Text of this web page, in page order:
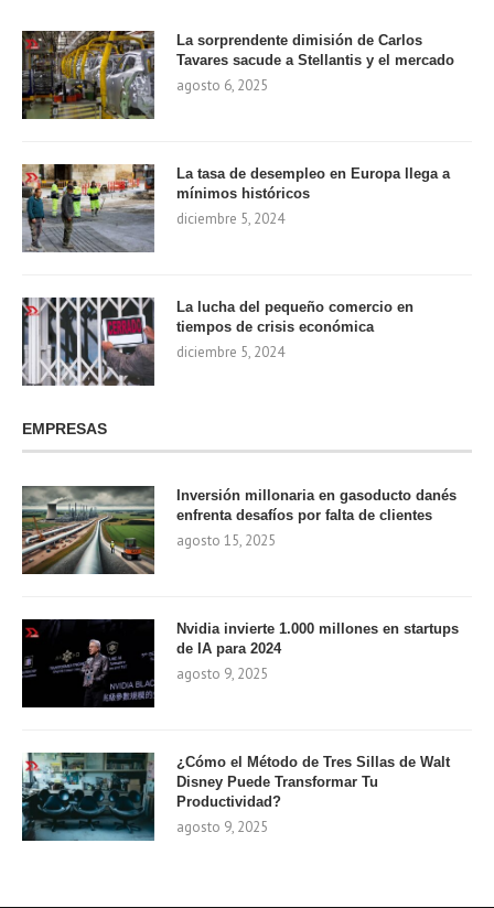
La sorprendente dimisión de Carlos
Tavares sacude a Stellantis y el mercado
agosto 6, 2025
La tasa de desempleo en Europa llega a
mínimos históricos
diciembre 5, 2024
La lucha del pequeño comercio en
tiempos de crisis económica
diciembre 5, 2024
EMPRESAS
Inversión millonaria en gasoducto danés
enfrenta desafíos por falta de clientes
agosto 15, 2025
Nvidia invierte 1.000 millones en startups
de IA para 2024
agosto 9, 2025
¿Cómo el Método de Tres Sillas de Walt
Disney Puede Transformar Tu
Productividad?
agosto 9, 2025